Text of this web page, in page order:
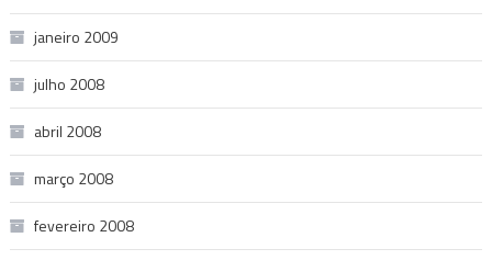
janeiro 2009
julho 2008
abril 2008
março 2008
fevereiro 2008